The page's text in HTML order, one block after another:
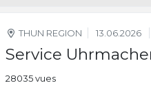
THUN REGION 13.06.2026
Service
28035 vues